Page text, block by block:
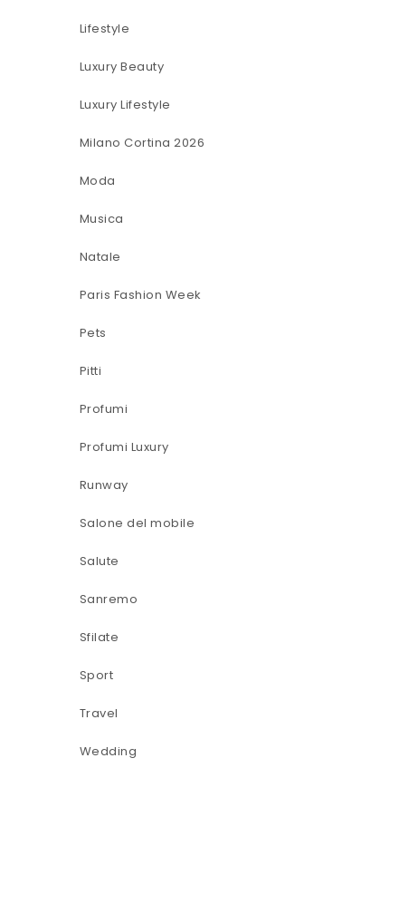
Lifestyle
Luxury Beauty
Luxury Lifestyle
Milano Cortina 2026
Moda
Musica
Natale
Paris Fashion Week
Pets
Pitti
Profumi
Profumi Luxury
Runway
Salone del mobile
Salute
Sanremo
Sfilate
Sport
Travel
Wedding